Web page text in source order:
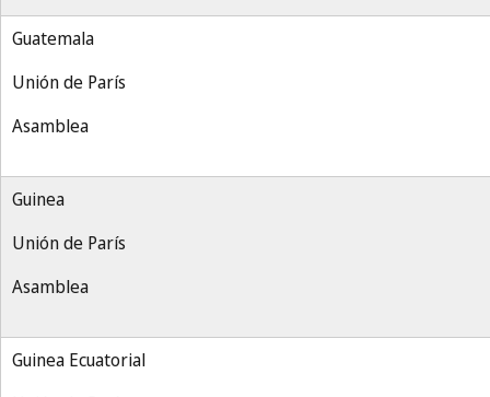
Guatemala
Unión de París
Asamblea
Guinea
Unión de París
Asamblea
Guinea Ecuatorial